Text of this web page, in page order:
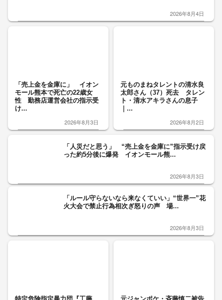
2026年8月4日
「売上金を金庫に」 イオン
モール熊本で死亡の22歳女
性 勤務店運営会社の指示受
け...
2026年8月3日
元ものまねタレントの清水良
太郎さん（37）死去 タレン
ト・清水アキラさんの息子
｜...
2026年8月2日
「人災だと思う」 “売上金を金庫に”指示受け戻
った約5分後に爆発 イオンモール熊...
2026年8月3日
「ルール守らないなら来なくていい」“世界一”花
火大会で禁止行為相次ぎ怒りの声 場...
2026年8月3日